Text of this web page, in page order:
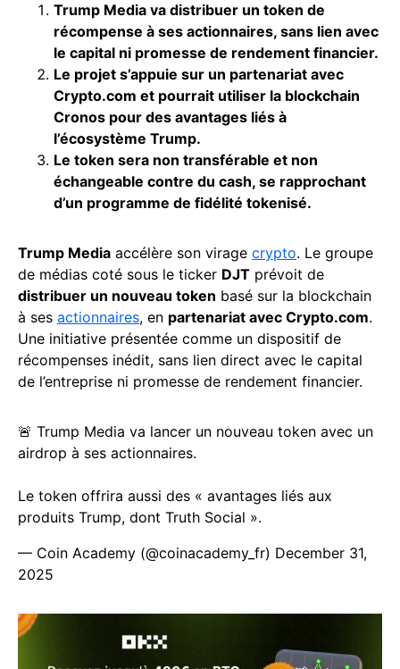
Trump Media va distribuer un token de
récompense à ses actionnaires, sans lien avec
le capital ni promesse de rendement financier.
Le projet s’appuie sur un partenariat avec
Crypto.com et pourrait utiliser la blockchain
Cronos pour des avantages liés à
l’écosystème Trump.
Le token sera non transférable et non
échangeable contre du cash, se rapprochant
d’un programme de fidélité tokenisé.
Trump Media accélère son virage crypto. Le groupe
de médias coté sous le ticker DJT prévoit de
distribuer un nouveau token basé sur la blockchain
à ses actionnaires, en partenariat avec Crypto.com.
Une initiative présentée comme un dispositif de
récompenses inédit, sans lien direct avec le capital
de l’entreprise ni promesse de rendement financier.
🚨 Trump Media va lancer un nouveau token avec un
airdrop à ses actionnaires.
Le token offrira aussi des « avantages liés aux
produits Trump, dont Truth Social ».
— Coin Academy (@coinacademy_fr) December 31,
2025